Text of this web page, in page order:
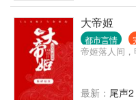
大帝姬
都市言情
帝姬落人间
最新： 尾声2